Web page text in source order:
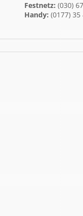
Festnetz: (030)
Handy: (0177) 35